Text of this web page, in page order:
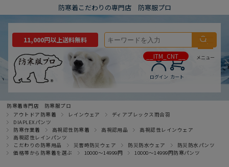
防寒着こだわりの専門店 防寒服プロ
ログイン
__ITM_CNT__
カート
メニュー
11,000円以上送料無料
防寒着専門店 防寒服プロ
アウトドア防寒着
レインウェア
ディアプレックス雨合羽
DIAPLEXパンツ
防寒作業着
高視認性防寒着 高視認用品
高視認性レインウェア
高視認性レインパンツ
こだわりの防寒用品
災害時防災ウェア 防災防水ウェア
防災防水パンツ
価格帯から防寒着を選ぶ
10000～14999円 10000～14999円防寒パンツ